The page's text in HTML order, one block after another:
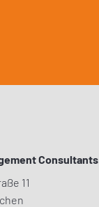
Consultants
11